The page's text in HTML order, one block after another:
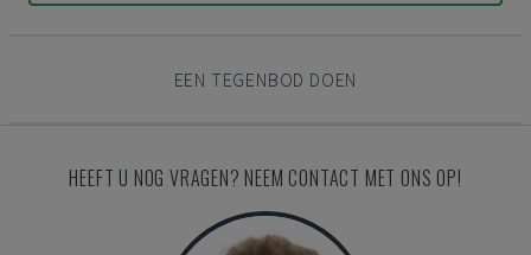
EEN TEGENBOD DOEN
HEEFT U NOG VRAGEN? NEEM CONTACT MET ONS OP!